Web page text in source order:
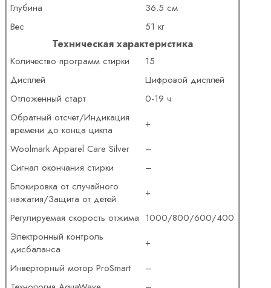
Глубина
36.5 см
Вес
51 кг
Техническая характеристика
Количество программ стирки
15
Дисплей
Цифровой дисплей
Отложенный старт
0-19 ч
Обратный отсчет/Индикация
времени до конца цикла
+
Woolmark Apparel Care Silver
–
Сигнал окончания стирки
–
Блокировка от случайного
нажатия/Защита от детей
+
Регулируемая скорость отжима 1000/800/600/400
Электронный контроль
дисбаланса
+
Инверторный мотор ProSmart
–